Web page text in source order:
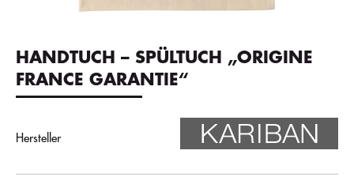
HANDTUCH – SPÜLTUCH „ORIGINE
FRANCE GARANTIE“
Hersteller